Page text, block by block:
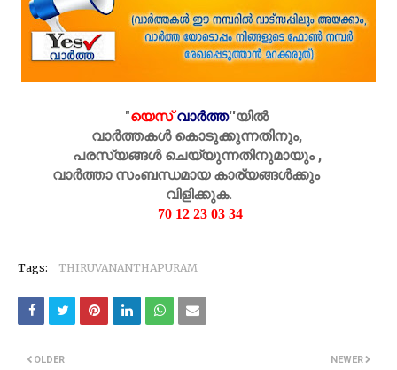
"യെസ് വാർത്ത''യിൽ
വാർത്തകൾ കൊടുക്കുന്നതിനും,
പരസ്യങ്ങൾ ചെയ്യുന്നതിനുമായും ,
വാർത്താ സംബന്ധമായ കാര്യങ്ങൾക്കും
വിളിക്കുക.
70 12 23 03 34
Tags: THIRUVANANTHAPURAM
NEWER
OLDER